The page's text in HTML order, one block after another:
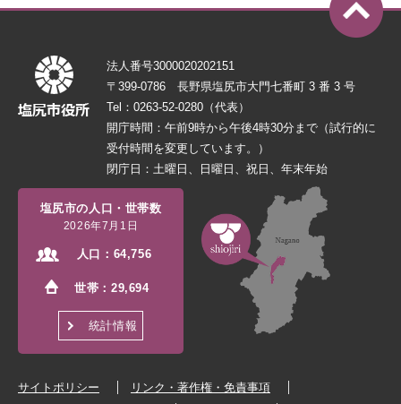
法人番号3000020202151
〒399-0786 長野県塩尻市大門七番町 3 番 3 号
Tel：0263-52-0280（代表）
開庁時間：午前9時から午後4時30分まで（試行的に
受付時間を変更しています。）
閉庁日：土曜日、日曜日、祝日、年末年始
塩尻市の人口・世帯数
2026年7月1日
人口： 64,756
世帯：29,694
統計情報
サイトポリシー
リンク・著作権・免責事項